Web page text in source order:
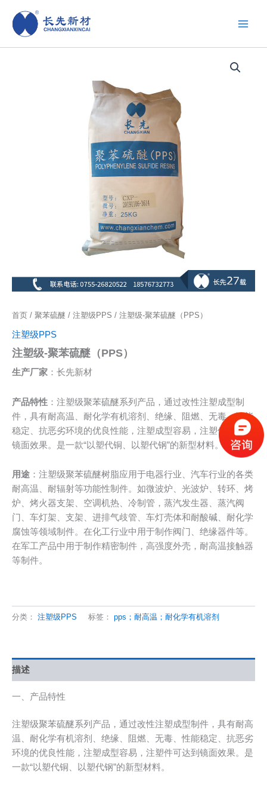
容
首页 / 聚苯硫醚 / 注塑级PPS / 注塑级-聚苯硫醚（PPS）
注塑级PPS
注塑级-聚苯硫醚（PPS）
生产厂家 ：长先新材
产品特性 ：注塑级聚苯硫醚系列产品，通过改性注塑成型制
件，具有耐高温、耐化学有机溶剂、绝缘、阻燃、无毒、性能
稳定、抗恶劣环境的优良性能，注塑成型容易，注塑件可达到
镜面效果。是一款“以塑代铜、以塑代钢”的新型材料。
用途 ：注塑级聚苯硫醚树脂应用于电器行业、汽车行业的各类
耐高温、耐辐射等功能性制件。如微波炉、光波炉、转环、烤
炉、烤火器支架、空调机热、冷制管，蒸汽发生器、蒸汽阀
门、车灯架、支架、进排气歧管、车灯壳体和耐酸碱、耐化学
腐蚀等领域制件。在化工行业中用于制作阀门、绝缘器件等。
在军工产品中用于制作精密制件，高强度外壳，耐高温接触器
等制件。
分类： 注塑级PPS 标签： pps；耐高温；耐化学有机溶剂
描述
一、产品特性
注塑级聚苯硫醚系列产品，通过改性注塑成型制件，具有耐高
温、耐化学有机溶剂、绝缘、阻燃、无毒、性能稳定、抗恶劣
环境的优良性能，注塑成型容易，注塑件可达到镜面效果。是
一款“以塑代铜、以塑代钢”的新型材料。